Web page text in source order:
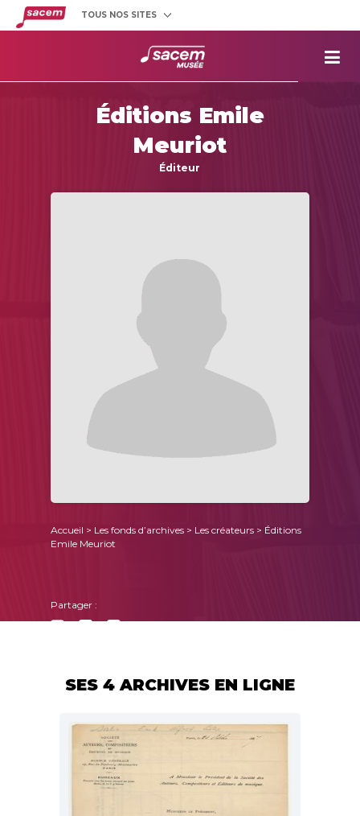
TOUS NOS SITES
Éditions Emile
Meuriot
Éditeur
Accueil > Les fonds d’archives > Les créateurs > Éditions
Emile Meuriot
Partager :
SES 4 ARCHIVES EN LIGNE